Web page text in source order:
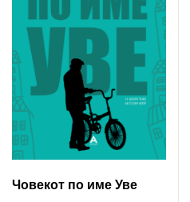
Човекот по име Уве